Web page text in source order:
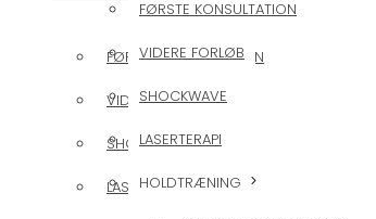
FØRSTE KONSULTATION
VIDERE FORLØB
SHOCKWAVE
LASERTERAPI
HOLDTRÆNING
FØRSTE KONSULTATION
VIDERE FORLØB
SHOCKWAVE
LASERTERAPI